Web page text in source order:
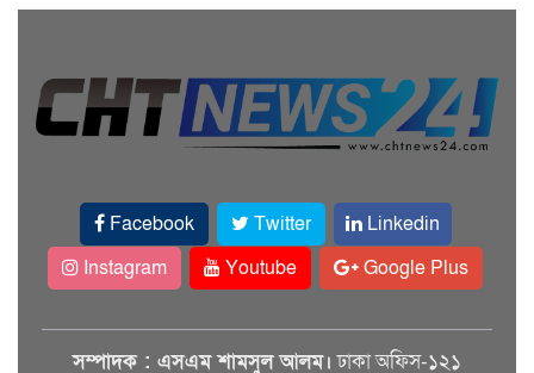
Facebook Twitter
Linkedin
Instagram
Youtube Google Plus
সম্পাদক : এসএম শামসুল আলম। ঢাকা অফিস-১২১